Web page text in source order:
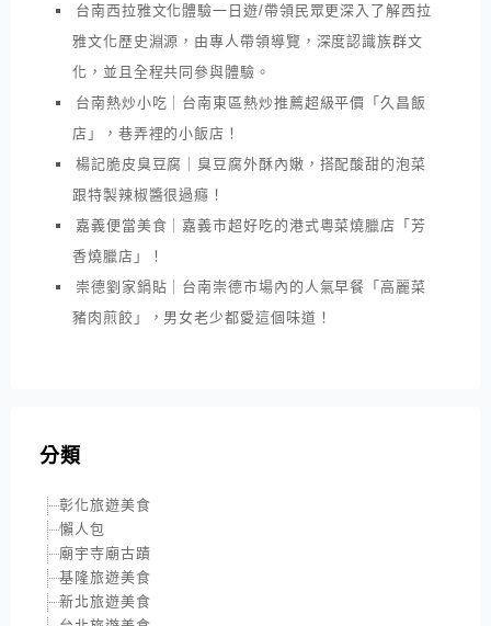
台南西拉雅文化體驗一日遊/帶領民眾更深入了解西拉
雅文化歷史淵源，由專人帶領導覽，深度認識族群文
化，並且全程共同參與體驗。
台南熱炒小吃｜台南東區熱炒推薦超級平價「久昌飯
店」，巷弄裡的小飯店！
楊記脆皮臭豆腐｜臭豆腐外酥內嫩，搭配酸甜的泡菜
跟特製辣椒醬很過癮！
嘉義便當美食｜嘉義市超好吃的港式粵菜燒臘店「芳
香燒臘店」！
崇德劉家鍋貼｜台南崇德市場內的人氣早餐「高麗菜
豬肉煎餃」，男女老少都愛這個味道！
分類
彰化旅遊美食
懶人包
廟宇寺廟古蹟
基隆旅遊美食
新北旅遊美食